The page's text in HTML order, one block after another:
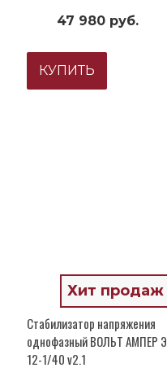
47 980 руб.
КУПИТЬ
Хит продаж
Стабилизатор напряжения
однофазный ВОЛЬТ АМПЕР Э
12-1/40 v2.1